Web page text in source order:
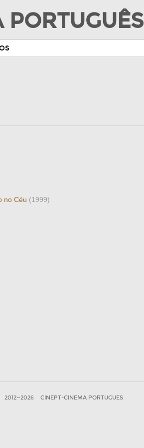
PORTUGUÊS
no Céu (1999)
2012—2026 CINEPT-CINEMA PORTUGUES